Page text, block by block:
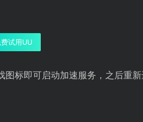
试用UU
标即可启动加速服务，之后重